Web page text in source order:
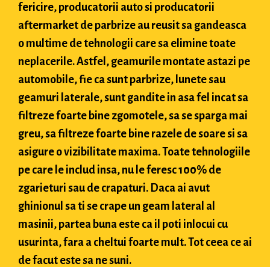
fericire, producatorii auto si producatorii
aftermarket de parbrize au reusit sa gandeasca
o multime de tehnologii care sa elimine toate
neplacerile. Astfel, geamurile montate astazi pe
automobile, fie ca sunt parbrize, lunete sau
geamuri laterale, sunt gandite in asa fel incat sa
filtreze foarte bine zgomotele, sa se sparga mai
greu, sa filtreze foarte bine razele de soare si sa
asigure o vizibilitate maxima. Toate tehnologiile
pe care le includ insa, nu le feresc 100% de
zgarieturi sau de crapaturi. Daca ai avut
ghinionul sa ti se crape un geam lateral al
masinii, partea buna este ca il poti inlocui cu
usurinta, fara a cheltui foarte mult. Tot ceea ce ai
de facut este sa ne suni.